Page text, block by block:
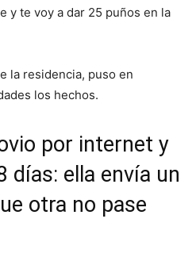
y te voy a dar 25 puños en la
la residencia, puso en
los hechos.
por internet y
días: ella envía un
otra no pase